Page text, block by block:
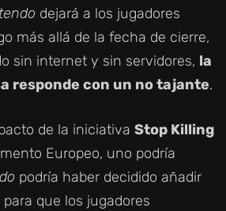
dejará a los jugadores
más allá de la fecha de cierre,
sin internet y sin servidores, la
responde con un no tajante.
de la iniciativa Stop Killing
Europeo, uno podría
podría haber decidido añadir
para que los jugadores